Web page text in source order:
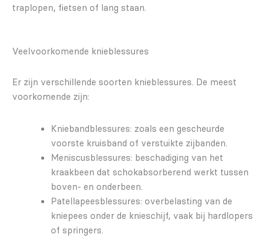
traplopen, fietsen of lang staan.
Veelvoorkomende knieblessures
Er zijn verschillende soorten knieblessures. De meest
voorkomende zijn:
Kniebandblessures: zoals een gescheurde
voorste kruisband of verstuikte zijbanden.
Meniscusblessures: beschadiging van het
kraakbeen dat schokabsorberend werkt tussen
boven- en onderbeen.
Patellapeesblessures: overbelasting van de
kniepees onder de knieschijf, vaak bij hardlopers
of springers.